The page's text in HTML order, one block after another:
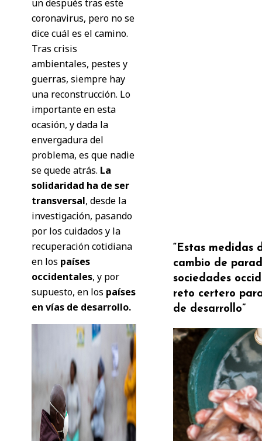
un después tras este
coronavirus, pero no se
dice cuál es el camino.
Tras crisis
ambientales, pestes y
guerras, siempre hay
una reconstrucción. Lo
importante en esta
ocasión, y dada la
envergadura del
problema, es que nadie
se quede atrás. La
solidaridad ha de ser
transversal, desde la
investigación, pasando
por los cuidados y la
recuperación cotidiana
en los países
occidentales, y por
supuesto, en los países
en vías de desarrollo.
“Estas medidas
cambio de
sociedades
reto certero
de desarrollo”